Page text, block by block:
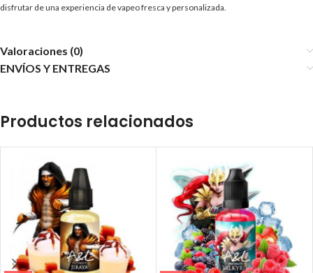
disfrutar de una experiencia de vapeo fresca y personalizada.
Valoraciones (0)
ENVÍOS Y ENTREGAS
Productos relacionados